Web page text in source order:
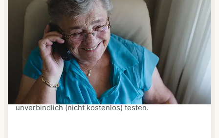
Schritt 3
Bestellen & liefern lassen
Suchen Sie sich aus dem Speiseplan Ihres Anbieters
aus, was Ihnen schmeckt. Bestellen Sie telefonisch,
schriftlich oder im Online-Shop Ihres Anbieters.
Ein Kurier liefert Ihnen das bestellte Essen zum
vereinbarten Zeitpunkt nach Hause. Bei vielen
Anbietern können Sie Essen auf Rädern auch
unverbindlich (nicht kostenlos) testen.